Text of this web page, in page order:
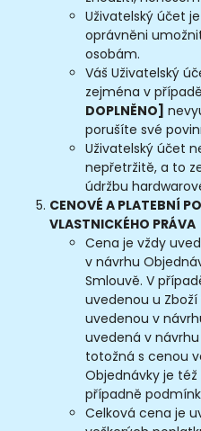
Uživatelský účet
oprávněni
osobám.
Váš Uživatelský
zejména v
DOPLNĚNO]
porušíte své
Uživatelský účet
nepřetržitě, a to
údržbu
CENOVÉ A PLATEBNÍ
VLASTNICKÉHO PRÁVA
Cena je vždy
v návrhu
Smlouvě. V
uvedenou u
uvedenou v
uvedená v
totožná s cenou
Objednávky je
případně
Celková cena je